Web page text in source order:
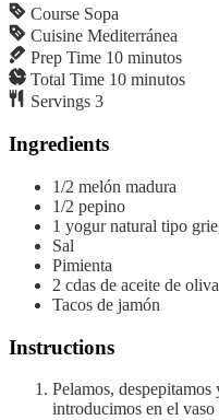
Course Sopa
Cuisine Mediterránea
Prep Time 10 minutos
Total Time 10 minutos
Servings 3
Ingredients
1/2 melón madura
1/2 pepino
1 yogur natural tipo
Sal
Pimienta
2 cdas de aceite de oliva
Tacos de jamón
Instructions
Pelamos,
introducimos en el